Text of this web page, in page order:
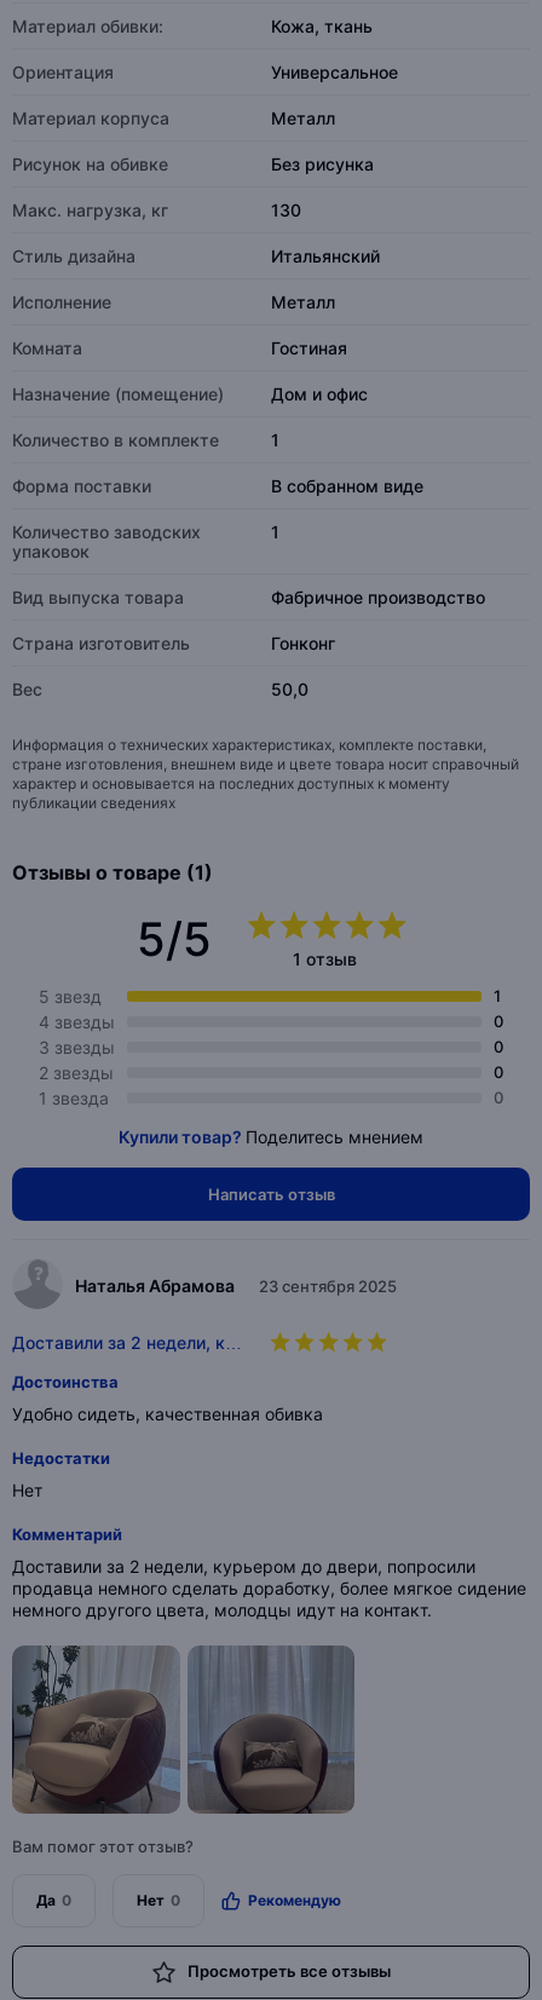
Материал обивки: Кожа, ткань
Ориентация Универсальное
Материал корпуса Металл
Рисунок на обивке Без рисунка
Макс. нагрузка, кг 130
Стиль дизайна Итальянский
Исполнение Металл
Комната Гостиная
Назначение (помещение) Дом и офис
Количество в комплекте 1
Форма поставки В собранном виде
Количество заводских
упаковок
1
Вид выпуска товара Фабричное производство
Страна изготовитель Гонконг
Вес 50,0
Информация о технических характеристиках, комплекте поставки,
стране изготовления, внешнем виде и цвете товара носит справочный
характер и основывается на последних доступных к моменту
публикации сведениях
Отзывы о товаре (1)
5/5
1 отзыв
5 звезд
1
4 звезды 0
3 звезды 0
2 звезды 0
1 звезда 0
Купили товар? Поделитесь мнением
Написать отзыв
Наталья Абрамова 23 сентября 2025
Доставили за 2 недели, к…
Достоинства
Удобно сидеть, качественная обивка
Недостатки
Нет
Комментарий
Доставили за 2 недели, курьером до двери, попросили
продавца немного сделать доработку, более мягкое сидение
немного другого цвета, молодцы идут на контакт.
Вам помог этот отзыв?
Да 0 Нет 0 Рекомендую
Просмотреть все отзывы